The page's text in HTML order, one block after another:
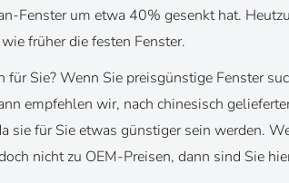
Fenster um etwa 40% gesenkt hat.
früher die festen Fenster.
Sie? Wenn Sie preisgünstige Fenster
empfehlen wir, nach chinesisch
sie für Sie etwas günstiger sein werden.
nicht zu OEM-Preisen, dann sind Sie